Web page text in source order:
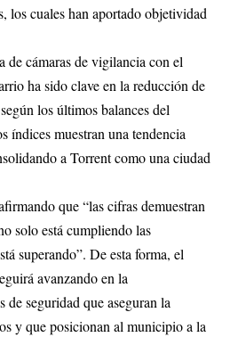
los cuales han aportado objetividad
de cámaras de vigilancia con el
ha sido clave en la reducción de
los últimos balances del
índices muestran una tendencia
a Torrent como una ciudad
que “las cifras demuestran
solo está cumpliendo las
superando”. De esta forma, el
avanzando en la
de seguridad que aseguran la
y que posicionan al municipio a la